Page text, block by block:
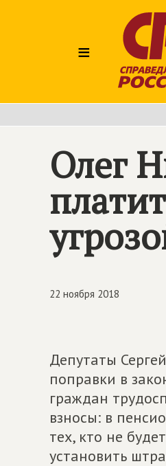
≡
Олег
22 ноября 2018
Депутаты
поправки в
граждан
взносы: в
тех, кто не
установить